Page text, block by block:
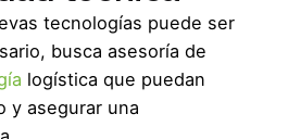
tecnologías puede ser
busca asesoría de
logística que puedan
y asegurar una